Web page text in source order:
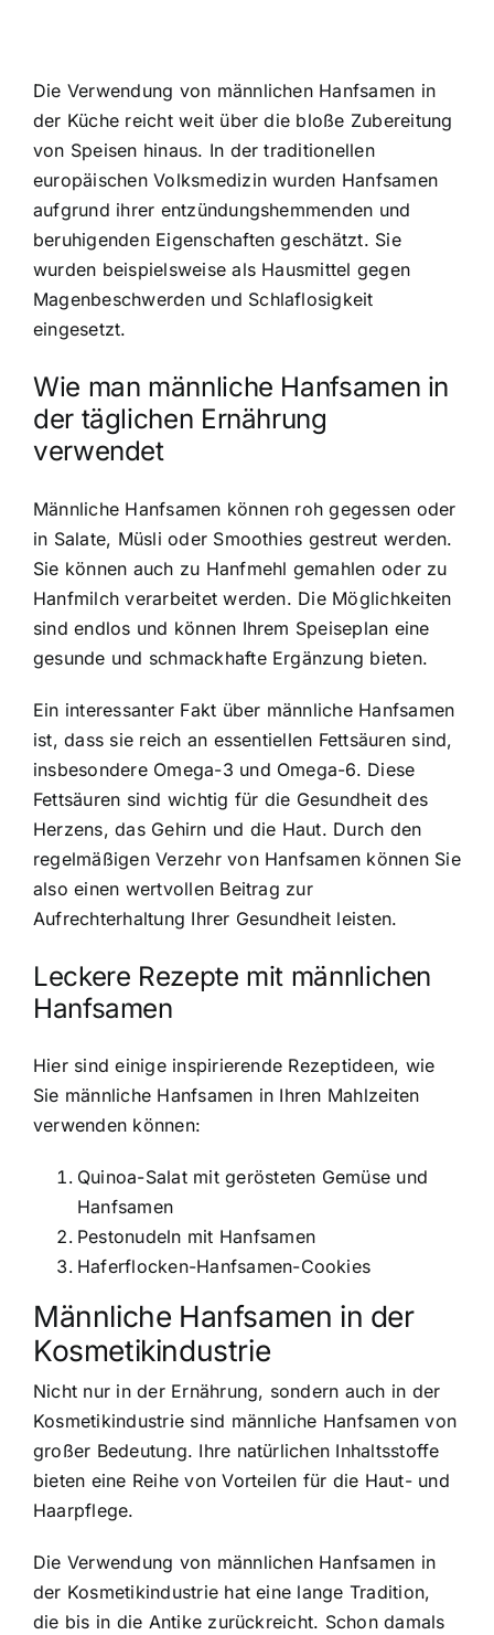
Die Verwendung von männlichen Hanfsamen in
der Küche reicht weit über die bloße Zubereitung
von Speisen hinaus. In der traditionellen
europäischen Volksmedizin wurden Hanfsamen
aufgrund ihrer entzündungshemmenden und
beruhigenden Eigenschaften geschätzt. Sie
wurden beispielsweise als Hausmittel gegen
Magenbeschwerden und Schlaflosigkeit
eingesetzt.
Wie man männliche Hanfsamen in
der täglichen Ernährung
verwendet
Männliche Hanfsamen können roh gegessen oder
in Salate, Müsli oder Smoothies gestreut werden.
Sie können auch zu Hanfmehl gemahlen oder zu
Hanfmilch verarbeitet werden. Die Möglichkeiten
sind endlos und können Ihrem Speiseplan eine
gesunde und schmackhafte Ergänzung bieten.
Ein interessanter Fakt über männliche Hanfsamen
ist, dass sie reich an essentiellen Fettsäuren sind,
insbesondere Omega-3 und Omega-6. Diese
Fettsäuren sind wichtig für die Gesundheit des
Herzens, das Gehirn und die Haut. Durch den
regelmäßigen Verzehr von Hanfsamen können Sie
also einen wertvollen Beitrag zur
Aufrechterhaltung Ihrer Gesundheit leisten.
Leckere Rezepte mit männlichen
Hanfsamen
Hier sind einige inspirierende Rezeptideen, wie
Sie männliche Hanfsamen in Ihren Mahlzeiten
verwenden können:
Quinoa-Salat mit gerösteten Gemüse und
Hanfsamen
Pestonudeln mit Hanfsamen
Haferflocken-Hanfsamen-Cookies
Männliche Hanfsamen in der
Kosmetikindustrie
Nicht nur in der Ernährung, sondern auch in der
Kosmetikindustrie sind männliche Hanfsamen von
großer Bedeutung. Ihre natürlichen Inhaltsstoffe
bieten eine Reihe von Vorteilen für die Haut- und
Haarpflege.
Die Verwendung von männlichen Hanfsamen in
der Kosmetikindustrie hat eine lange Tradition,
die bis in die Antike zurückreicht. Schon damals